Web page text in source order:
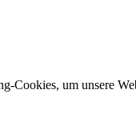
Cookies, um unsere